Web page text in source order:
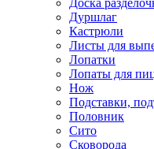
Доска
Дуршлаг
Кастрюли
Листы для
Лопатки
Лопаты для
Нож
Подставки,
Половник
Сито
Сковорода